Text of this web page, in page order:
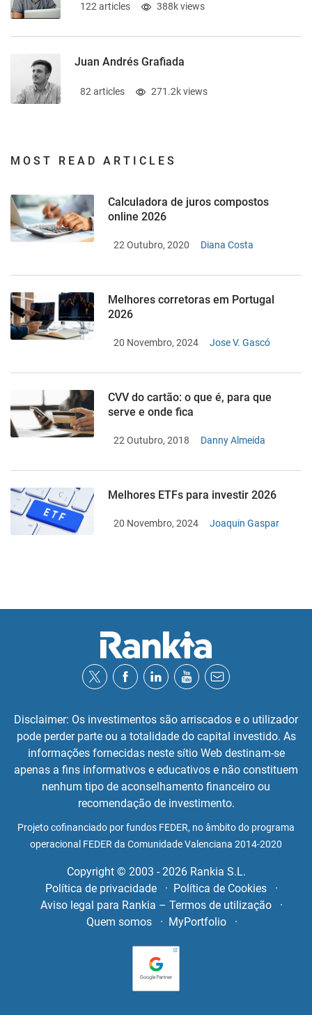
122 articles 388k views
Juan Andrés Grafiada
82 articles 271.2k views
MOST READ ARTICLES
Calculadora de juros compostos
online 2026
22 Outubro, 2020 Diana Costa
Melhores corretoras em Portugal
2026
20 Novembro, 2024 Jose V. Gascó
CVV do cartão: o que é, para que
serve e onde fica
22 Outubro, 2018 Danny Almeida
Melhores ETFs para investir 2026
20 Novembro, 2024 Joaquin Gaspar
Disclaimer: Os investimentos são arriscados e o utilizador
pode perder parte ou a totalidade do capital investido. As
informações fornecidas neste sítio Web destinam-se
apenas a fins informativos e educativos e não constituem
nenhum tipo de aconselhamento financeiro ou
recomendação de investimento.
Projeto cofinanciado por fundos FEDER, no âmbito do programa
operacional FEDER da Comunidade Valenciana 2014-2020
Copyright © 2003 - 2026 Rankia S.L.
Política de privacidade
Política de Cookies
Aviso legal para Rankia – Termos de utilização
Quem somos
MyPortfolio